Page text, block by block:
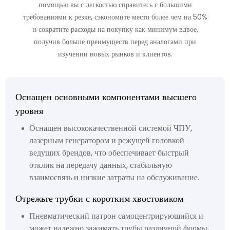
помощью вы с легкостью справитесь с большими
требованиями к резке, сэкономите место более чем на 50%
и сократите расходы на покупку как минимум вдвое,
получив больше преимуществ перед аналогами при
изучении новых рынков и клиентов.
Оснащен основными компонентами высшего
уровня
Оснащен высококачественной системой ЧПУ,
лазерным генератором и режущей головкой
ведущих брендов, что обеспечивает быстрый
отклик на передачу данных, стабильную
взаимосвязь и низкие затраты на обслуживание.
Отрежьте трубки с коротким хвостовиком
Пневматический патрон самоцентрирующийся и